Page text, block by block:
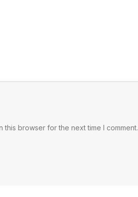
this browser for the next time I comment.